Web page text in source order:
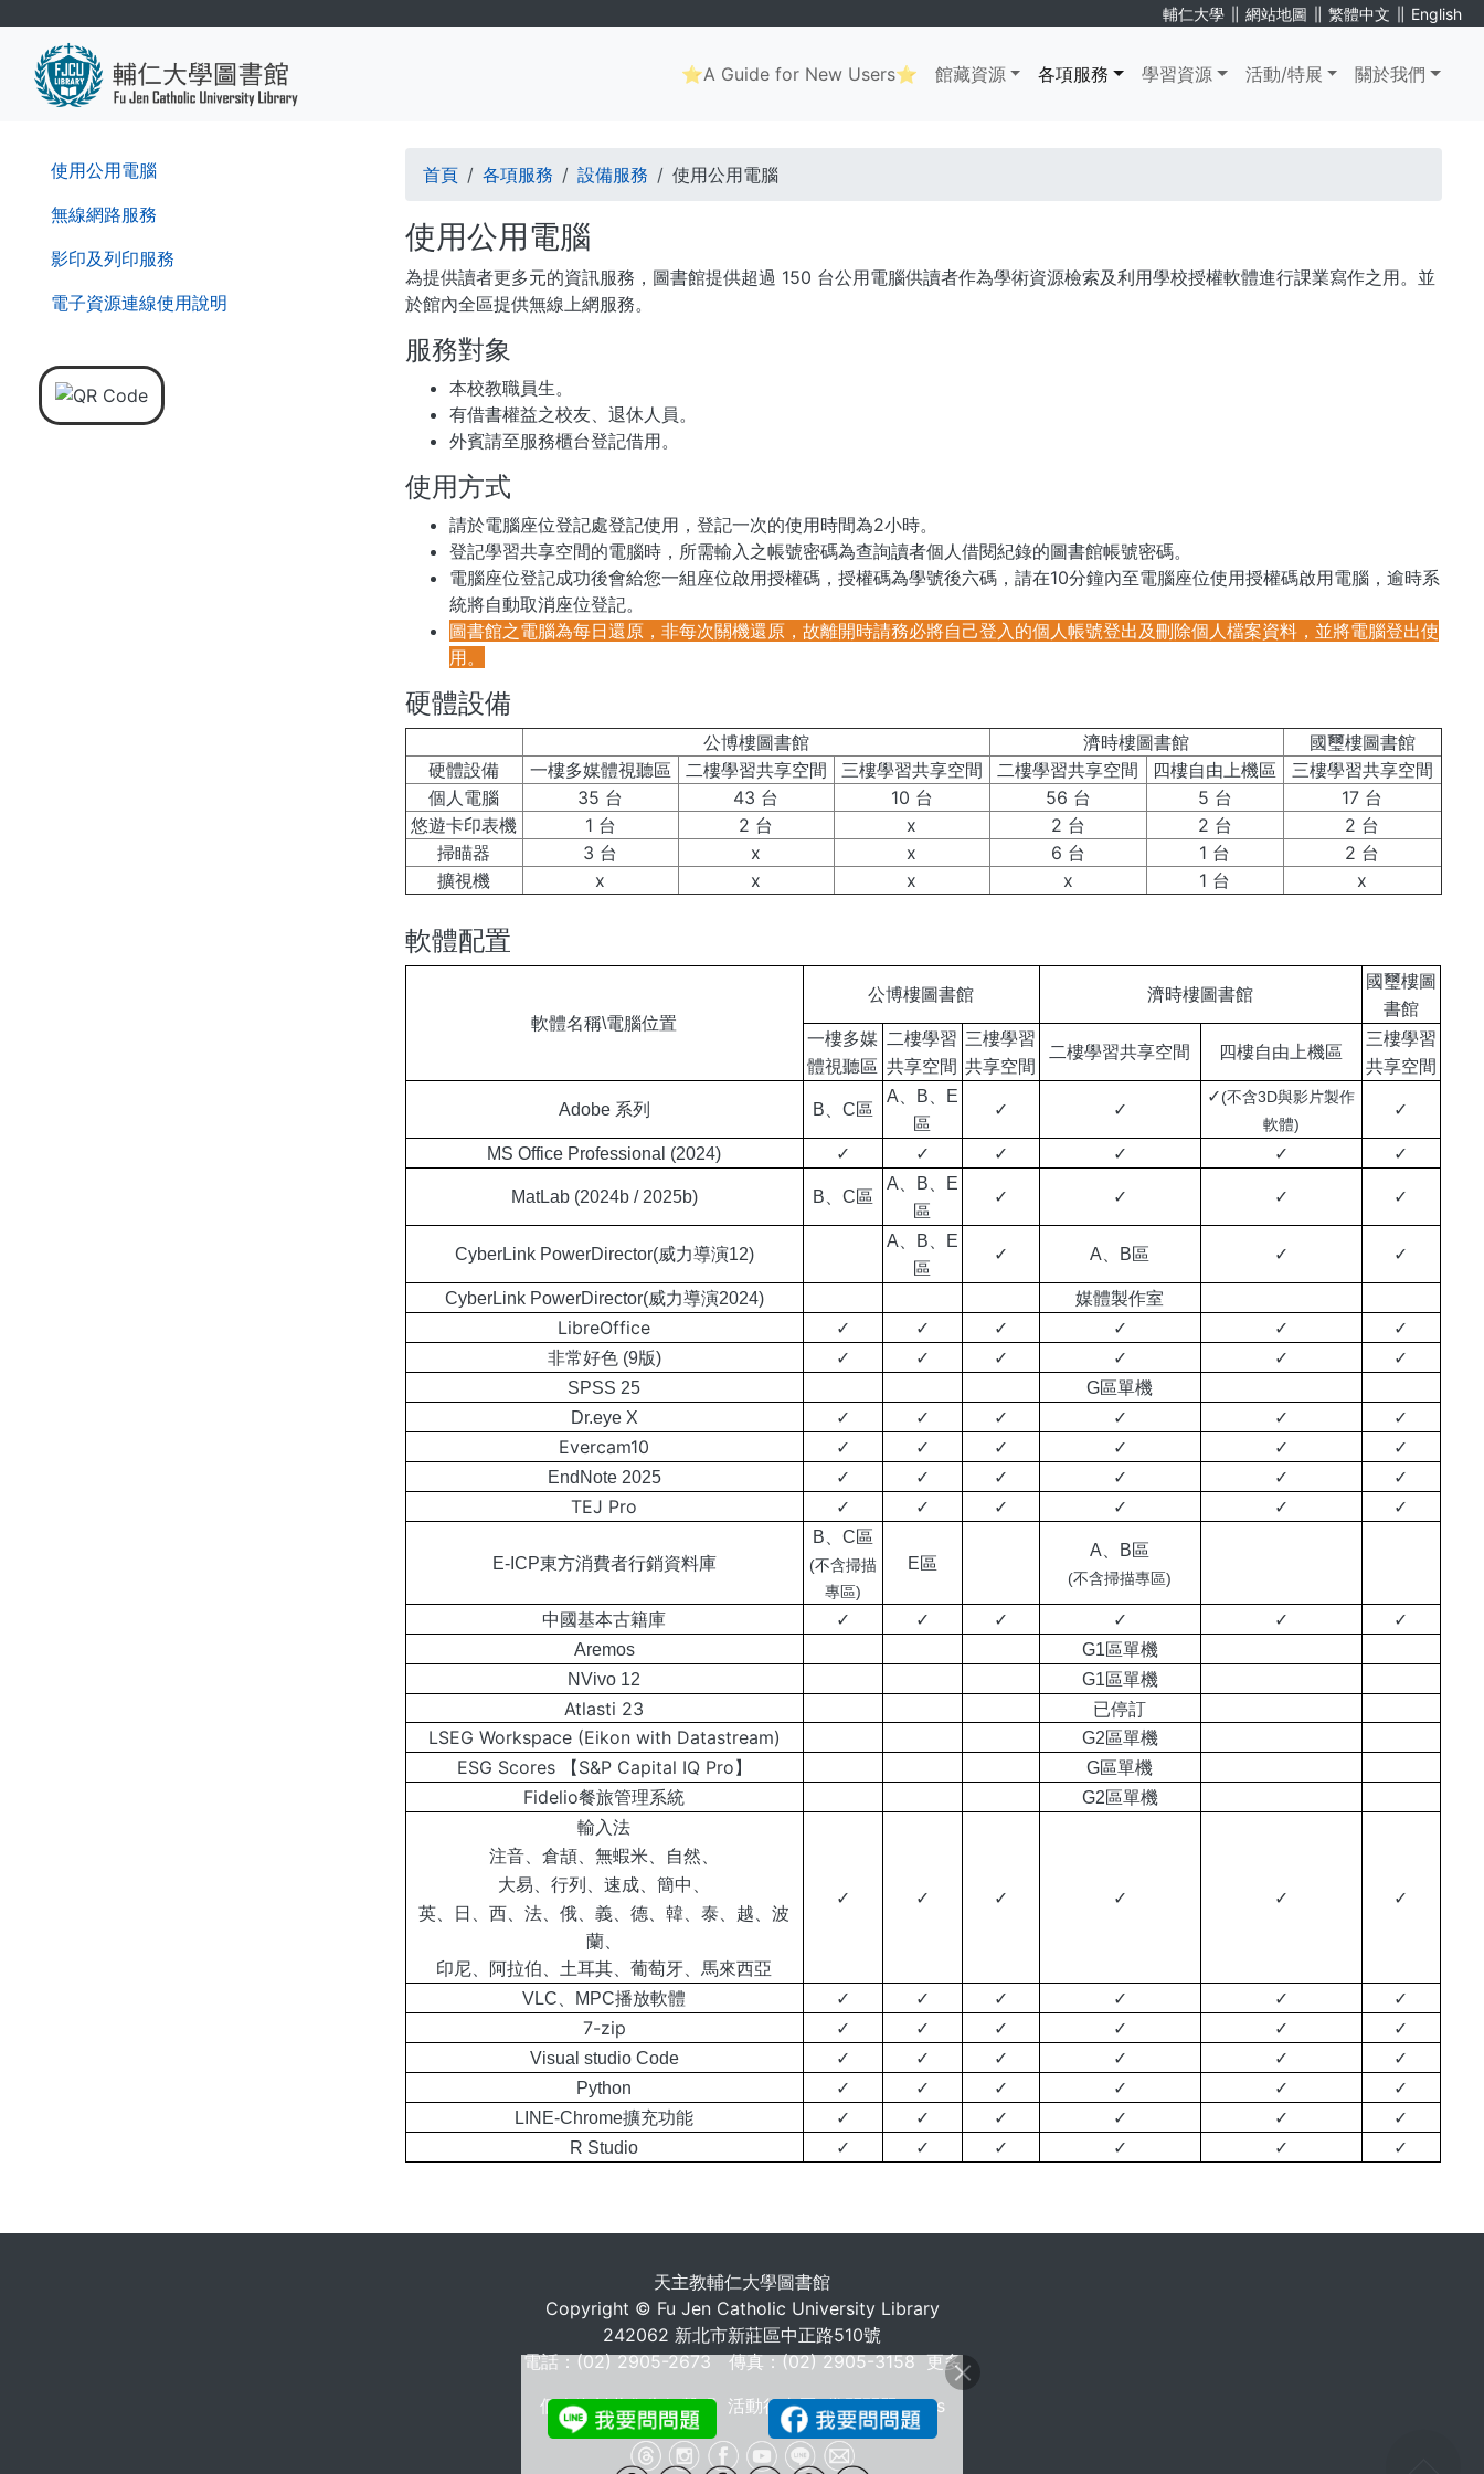
輔仁大學 ∥ 網站地圖 ∥ 繁體中文 ∥ English
Main
navigation
⭐A Guide for New Users⭐ 館藏資源 各項服務 學習資源 活動/特展 關於我們
第
二
層
覽
列
使用公用電腦
無線網路服務
影印及列印服務
電子資源連線使用說明
導
航
連
結
首頁 各項服務 設備服務 使用公用電腦
使用公用電腦
為提供讀者更多元的資訊服務，圖書館提供超過 150 台公用電腦供讀者作為學術資源檢索及利用學校授權軟體進行課業寫作之用。並
於館內全區提供無線上網服務。
服務對象
本校教職員生。
有借書權益之校友、退休人員。
外賓請至服務櫃台登記借用。
使用方式
請於電腦座位登記處登記使用，登記一次的使用時間為2小時。
登記學習共享空間的電腦時，所需輸入之帳號密碼為查詢讀者個人借閱紀錄的圖書館帳號密碼。
電腦座位登記成功後會給您一組座位啟用授權碼，授權碼為學號後六碼，請在10分鐘內至電腦座位使用授權碼啟用電腦，逾時系
統將自動取消座位登記。
圖書館之電腦為每日還原，非每次關機還原，故離開時請務必將自己登入的個人帳號登出及刪除個人檔案資料，並將電腦登出使
用。
硬體設備
公博樓圖書館 濟時樓圖書館
國璽樓圖書館
硬體設備
一樓多媒體視聽區 二樓學習共享空間 三樓學習共享空間 二樓學習共享空間 四樓自由上機區
三樓學習共享空間
個人電腦
35 台 43 台 10 台 56 台 5 台
17 台
悠遊卡印表機
1 台 2 台 x 2 台 2 台
2 台
掃瞄器
3 台 x x 6 台 1 台
2 台
擴視機
x x x x 1 台 x
軟體配置
軟體名稱\電腦位置
公博樓圖書館 濟時樓圖書館
國璽樓圖
書館
一樓多媒
體視聽區
二樓學習
共享空間
三樓學習
共享空間
二樓學習共享空間 四樓自由上機區
三樓學習
共享空間
Adobe 系列 B、C區
A、B、E
區
✓ ✓
✓(不含3D與影片製作
軟體)
✓
MS Office Professional (2024) ✓ ✓ ✓ ✓ ✓ ✓
MatLab (2024b / 2025b) B、C區
A、B、E
區
✓ ✓ ✓ ✓
CyberLink PowerDirector(威力導演12)
A、B、E
區
✓ A、B區 ✓ ✓
CyberLink PowerDirector(威力導演2024) 媒體製作室
LibreOffice ✓ ✓ ✓ ✓ ✓
✓
非常好色 (9版)
✓ ✓ ✓ ✓ ✓
✓
SPSS 25
G區單機
Dr.eye X
✓ ✓ ✓ ✓ ✓ ✓
Evercam10 ✓ ✓ ✓ ✓ ✓
✓
EndNote 2025
✓ ✓ ✓ ✓ ✓ ✓
TEJ Pro ✓ ✓ ✓ ✓ ✓ ✓
E-ICP東方消費者行銷資料庫
B、C區
(不含掃描
專區)
E區
A、B區
(不含掃描專區)
中國基本古籍庫 ✓ ✓ ✓ ✓ ✓
✓
Aremos
G1區單機
NVivo 12
G1區單機
Atlasti 23
已停訂
LSEG Workspace (Eikon with Datastream)
G2區單機
ESG Scores 【S&P Capital IQ Pro】 G區單機
Fidelio餐旅管理系統
G2區單機
輸入法
✓ ✓ ✓ ✓ ✓ ✓
注音、倉頡、無蝦米、自然、
大易、行列、速成、簡中、
英、日、西、法、俄、義、德、韓、泰、越、波
蘭、
印尼、阿拉伯、土耳其、葡萄牙、馬來西亞
VLC、MPC播放軟體
✓ ✓ ✓ ✓ ✓ ✓
7-zip ✓ ✓ ✓ ✓ ✓
✓
Visual studio Code
✓ ✓ ✓ ✓ ✓
✓
Python
✓ ✓ ✓ ✓ ✓
✓
LINE-Chrome擴充功能
✓ ✓ ✓ ✓ ✓
✓
R Studio
✓ ✓ ✓ ✓ ✓ ✓
天主教輔仁大學圖書館
Copyright © Fu Jen Catholic University Library
242062 新北市新莊區中正路510號
電話：(02) 2905-2673 傳真：(02) 2905-3158更多
個人資料蒐集告知聲明 活動行事曆 常問問題 FAQs